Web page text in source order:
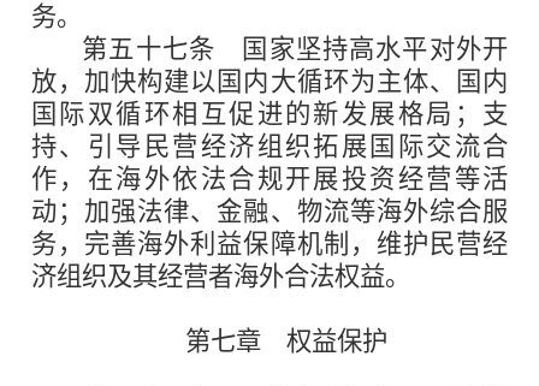
务。
第五十七条 国家坚持高水平对外开
放，加快构建以国内大循环为主体、国内
国际双循环相互促进的新发展格局；支
持、引导民营经济组织拓展国际交流合
作，在海外依法合规开展投资经营等活
动；加强法律、金融、物流等海外综合服
务，完善海外利益保障机制，维护民营经
济组织及其经营者海外合法权益。
第七章 权益保护